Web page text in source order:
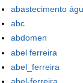
abastecimento
abc
abdomen
abel ferreira
abel_ferreira